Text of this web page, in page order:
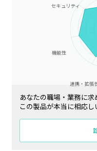
連携・拡張
機能性
セキュリティ
あなたの職場・業務に
この製品が本当に相応し